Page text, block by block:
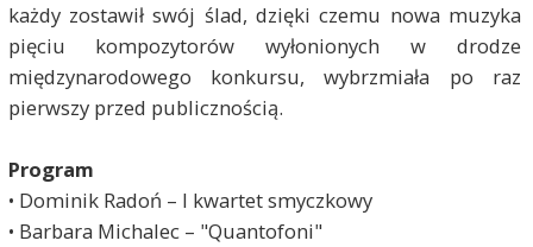
każdy zostawił swój ślad, dzięki czemu nowa muzyka
pięciu kompozytorów wyłonionych w drodze
międzynarodowego konkursu, wybrzmiała po raz
pierwszy przed publicznością.
Program
• Dominik Radoń – I kwartet smyczkowy
• Barbara Michalec – "Quantofoni"